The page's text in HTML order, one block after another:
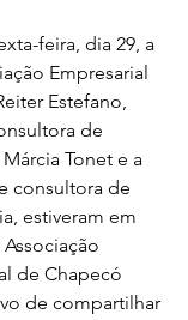
feira, dia 29, a
Empresarial
Estefano,
de
Tonet e a
consultora de
estiveram em
de Chapecó
de compartilhar